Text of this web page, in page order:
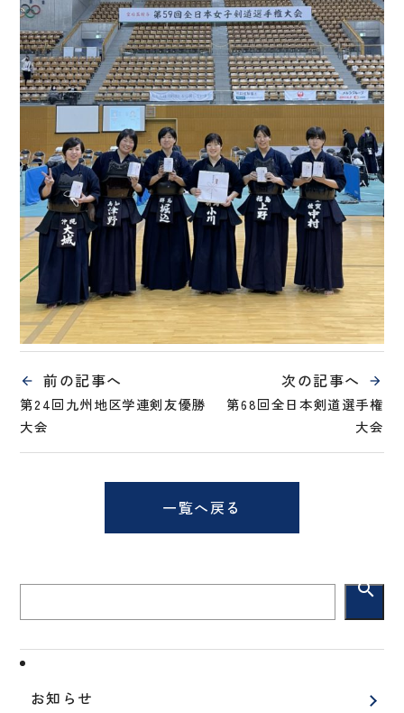
前の記事へ
第24回九州地区学連剣友優勝
大会
次の記事へ
第68回全日本剣道選手権
大会
一覧へ戻る
search
お知らせ